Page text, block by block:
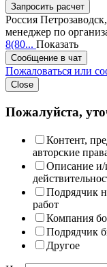
Запросить расчет
Россия
менеджер по
8(80... Показать
Сообщение в чат
Пожаловаться или
Close
Пожалуйста,
Контент,
авторские
Описание и/
Подрядчик
работ
Компания
Подрядчик
Другое